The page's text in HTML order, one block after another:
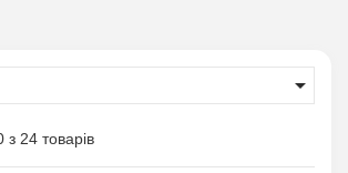

з 24 товарів